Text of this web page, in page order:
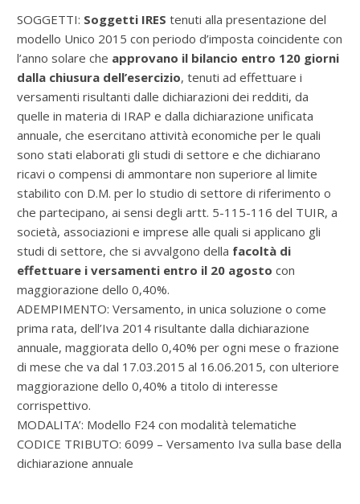
SOGGETTI: Soggetti IRES tenuti alla presentazione del
modello Unico 2015 con periodo d’imposta coincidente con
l’anno solare che approvano il bilancio entro 120 giorni
dalla chiusura dell’esercizio, tenuti ad effettuare i
versamenti risultanti dalle dichiarazioni dei redditi, da
quelle in materia di IRAP e dalla dichiarazione unificata
annuale, che esercitano attività economiche per le quali
sono stati elaborati gli studi di settore e che dichiarano
ricavi o compensi di ammontare non superiore al limite
stabilito con D.M. per lo studio di settore di riferimento o
che partecipano, ai sensi degli artt. 5-115-116 del TUIR, a
società, associazioni e imprese alle quali si applicano gli
studi di settore, che si avvalgono della facoltà di
effettuare i versamenti entro il 20 agosto con
maggiorazione dello 0,40%.
ADEMPIMENTO: Versamento, in unica soluzione o come
prima rata, dell’Iva 2014 risultante dalla dichiarazione
annuale, maggiorata dello 0,40% per ogni mese o frazione
di mese che va dal 17.03.2015 al 16.06.2015, con ulteriore
maggiorazione dello 0,40% a titolo di interesse
corrispettivo.
MODALITA’: Modello F24 con modalità telematiche
CODICE TRIBUTO: 6099 – Versamento Iva sulla base della
dichiarazione annuale